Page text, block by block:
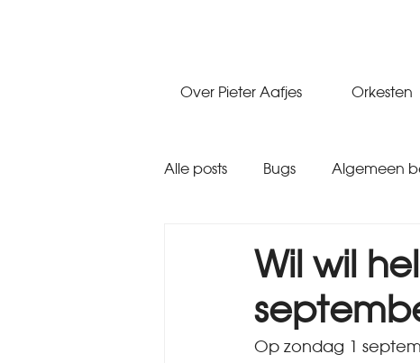
Over Pieter Aafjes Orkesten
Alle posts Bugs Algemeen
Wil wil
Op zondag 1